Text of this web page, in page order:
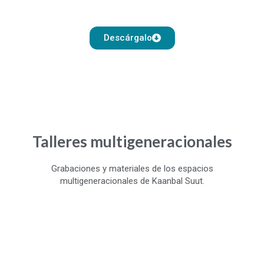
Descárgalo
Talleres multigeneracionales
Grabaciones y materiales de los espacios
multigeneracionales de Kaanbal Suut.